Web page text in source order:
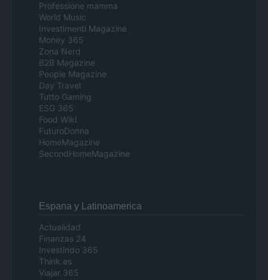
Professione mamma
World Music
Investimenti Magazine
Money 365
Zona Nerd
B2B Magazine
People Magazine
Day Travel
Tutto Gaming
ESG 365
Food Wiki
FuturoDonna
HomeMagazine
SecondHomeMagazine
Espana y Latinoamerica
Actualidad
Finanzas 24
Investindo 365
Think.es
Viajar 365